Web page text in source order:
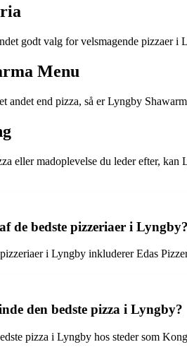
godt valg for velsmagende pizzaer
Menu
andet end pizza, så er Lyngby
eller madoplevelse du leder efter,
de bedste pizzeriaer i Lyngby?
i Lyngby inkluderer Edas
den bedste pizza i Lyngby?
pizza i Lyngby hos steder som